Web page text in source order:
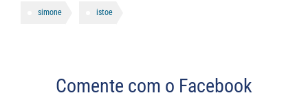
simone istoe
Comente com o Facebook